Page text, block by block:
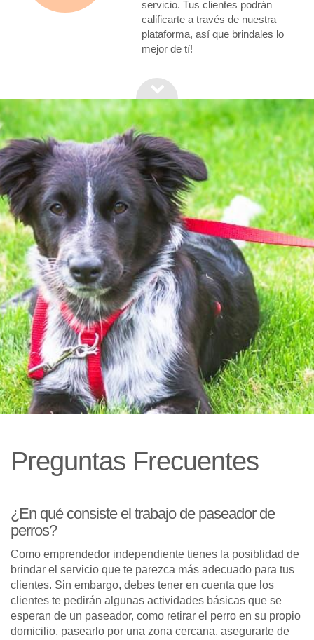
servicio. Tus clientes podrán
calificarte a través de nuestra
plataforma, así que brindales lo
mejor de tí!
Preguntas Frecuentes
¿En qué consiste el trabajo de paseador de
perros?
Como emprendedor independiente tienes la posiblidad de
brindar el servicio que te parezca más adecuado para tus
clientes. Sin embargo, debes tener en cuenta que los
clientes te pedirán algunas actividades básicas que se
esperan de un paseador, como retirar el perro en su propio
domicilio, pasearlo por una zona cercana, asegurarte de